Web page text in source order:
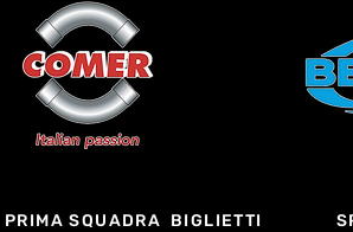
PRIMA SQUADRA BIGLIETTI